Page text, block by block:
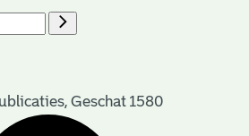
Geschat 1580